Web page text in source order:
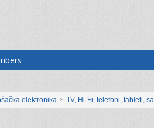
elektronika TV, Hi-Fi, telefoni, tableti,